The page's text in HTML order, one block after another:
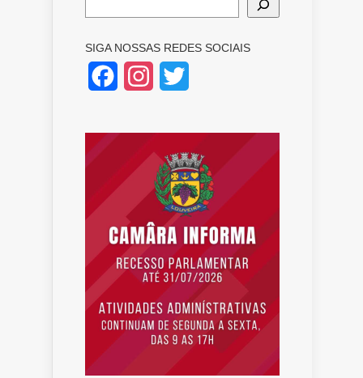
SIGA NOSSAS REDES SOCIAIS
FacebookInstagram